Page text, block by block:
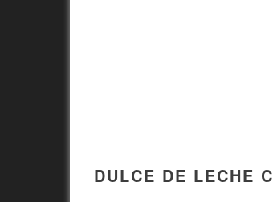
DULCE DE LECHE